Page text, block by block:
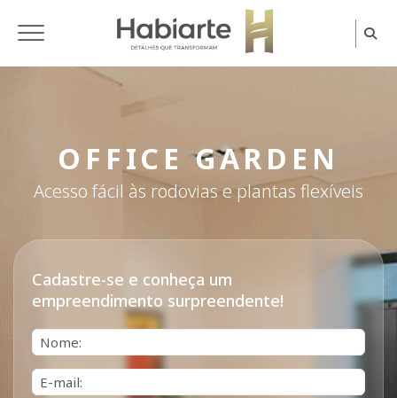
OFFICE GARDEN
Acesso fácil às rodovias e plantas flexíveis
Cadastre-se e conheça um
empreendimento surpreendente!
Nome*
E-mail*